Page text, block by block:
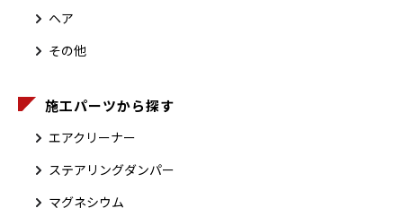
ヘア
その他
施工パーツから探す
エアクリーナー
ステアリングダンパー
マグネシウム